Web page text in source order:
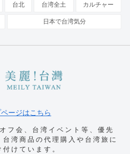
台北 台湾全土 カルチャー
日本で台湾気分
ページはこちら
フ会、台湾イベント等、優先
台湾商品の代理購入や台湾旅に
けています。